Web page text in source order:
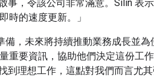
事，令該公司非常滿意。Silin
時的速度更新。」
備，未來將持續推動業務成長並
重要資訊，協助他們決定這份
到理想工作，這點對我們而言尤其